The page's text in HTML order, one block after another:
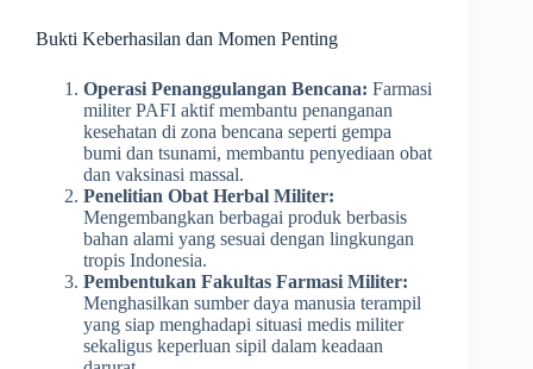
Bukti Keberhasilan dan Momen Penting
Operasi Penanggulangan Bencana: Farmasi
militer PAFI aktif membantu penanganan
kesehatan di zona bencana seperti gempa
bumi dan tsunami, membantu penyediaan obat
dan vaksinasi massal.
Penelitian Obat Herbal Militer:
Mengembangkan berbagai produk berbasis
bahan alami yang sesuai dengan lingkungan
tropis Indonesia.
Pembentukan Fakultas Farmasi Militer:
Menghasilkan sumber daya manusia terampil
yang siap menghadapi situasi medis militer
sekaligus keperluan sipil dalam keadaan